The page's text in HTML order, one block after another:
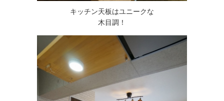
キッチン天板はユニークな
木目調！